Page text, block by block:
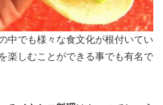
中でも様々な食文化が根付いてい
楽しむことができる事でも有名で